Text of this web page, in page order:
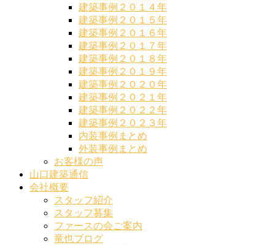
建築事例２０１４年
建築事例２０１５年
建築事例２０１６年
建築事例２０１７年
建築事例２０１８年
建築事例２０１９年
建築事例２０２０年
建築事例２０２１年
建築事例２０２２年
建築事例２０２３年
内装事例まとめ
外装事例まとめ
お客様の声
山口建築通信
会社概要
スタッフ紹介
スタッフ募集
ファースの会ご案内
竜也ブログ